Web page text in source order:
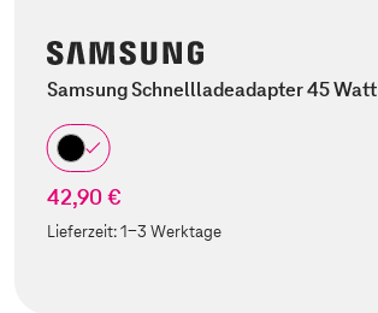
Samsung Schnellladeadapter 45 Watt
42,90 €
Lieferzeit:1-3 Werktage